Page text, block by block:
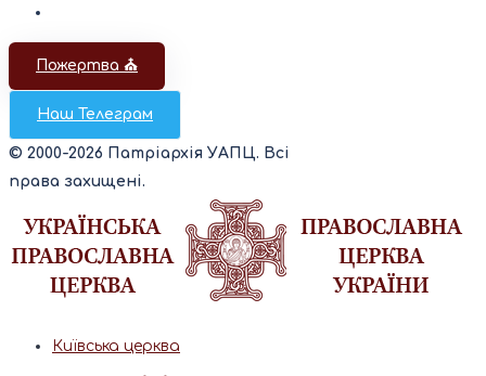
Пожертва ⛪️
Наш Телеграм
© 2000-2026 Патріархія УАПЦ. Всі
права захищені.
Київська церква